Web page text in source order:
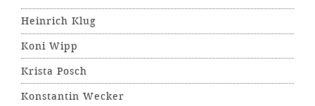
Heinrich Klug
Koni Wipp
Krista Posch
Konstantin Wecker